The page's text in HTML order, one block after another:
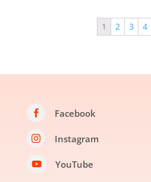
1 2 3 4
 Facebook
 Instagram
 YouTube